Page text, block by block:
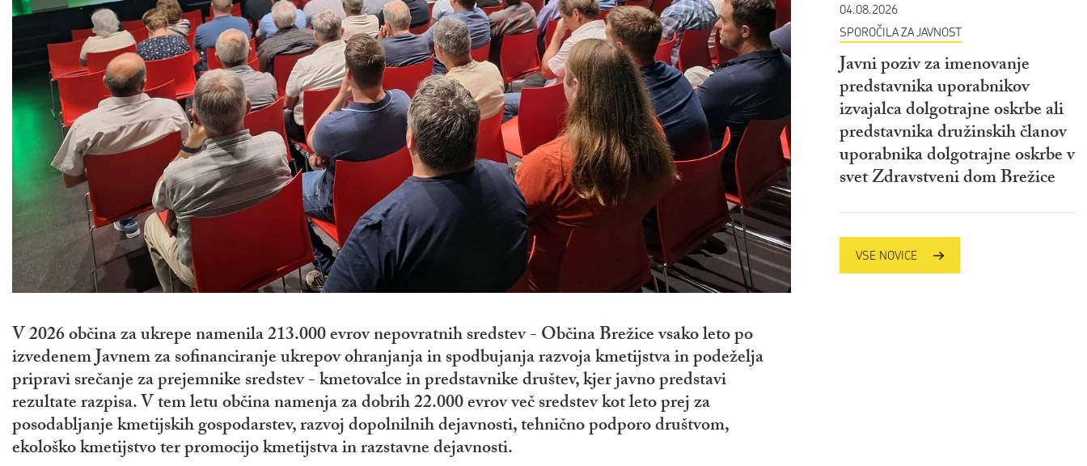
V 2026 občina za ukrepe namenila 213.000 evrov nepovratnih sredstev - Občina Brežice vsako leto po
izvedenem Javnem za sofinanciranje ukrepov ohranjanja in spodbujanja razvoja kmetijstva in podeželja
pripravi srečanje za prejemnike sredstev - kmetovalce in predstavnike društev, kjer javno predstavi
rezultate razpisa. V tem letu občina namenja za dobrih 22.000 evrov več sredstev kot leto prej za
posodabljanje kmetijskih gospodarstev, razvoj dopolnilnih dejavnosti, tehnično podporo društvom,
ekološko kmetijstvo ter promocijo kmetijstva in razstavne dejavnosti.
04.08.2026
SPOROČILA ZA JAVNOST
Javni poziv za imenovanje
predstavnika uporabnikov
izvajalca dolgotrajne oskrbe ali
predstavnika družinskih članov
uporabnika dolgotrajne oskrbe v
svet Zdravstveni dom Brežice
VSE NOVICE